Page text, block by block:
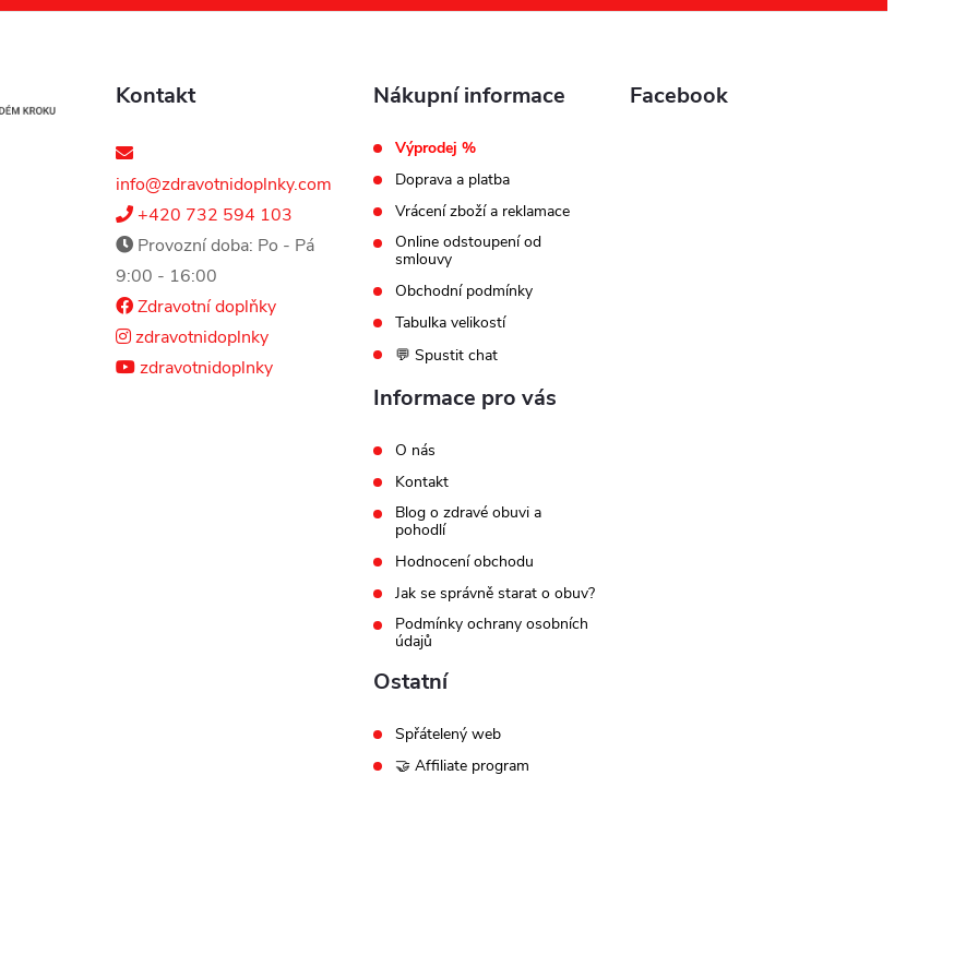
Kontakt
info@zdravotnidoplnky.com
+420 732 594 103
Provozní doba: Po - Pá
9:00 - 16:00
Zdravotní doplňky
zdravotnidoplnky
zdravotnidoplnky
Nákupní informace
Výprodej %
Doprava a platba
Vrácení zboží a reklamace
Online odstoupení od
smlouvy
Obchodní podmínky
Tabulka velikostí
💬 Spustit chat
Informace pro vás
O nás
Kontakt
Blog o zdravé obuvi a
pohodlí
Hodnocení obchodu
Jak se správně starat o obuv?
Podmínky ochrany osobních
údajů
Ostatní
Spřátelený web
🤝 Affiliate program
Facebook